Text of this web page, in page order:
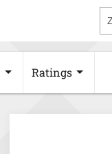
Ratings